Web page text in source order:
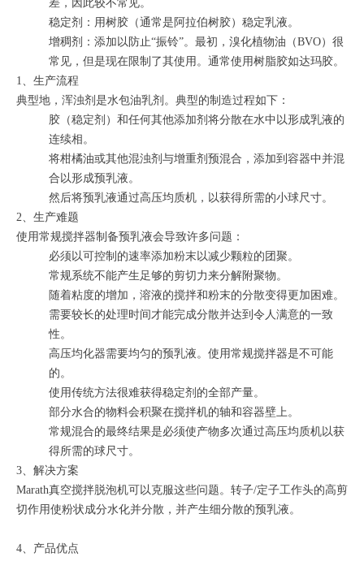
差，因此较不常见。
稳定剂：用树胶（通常是阿拉伯树胶）稳定乳液。
增稠剂：添加以防止“振铃”。最初，溴化植物油（BVO）很
常见，但是现在限制了其使用。通常使用树脂胶如达玛胶。
1、生产流程
典型地，浑浊剂是水包油乳剂。典型的制造过程如下：
胶（稳定剂）和任何其他添加剂将分散在水中以形成乳液的
连续相。
将柑橘油或其他混浊剂与增重剂预混合，添加到容器中并混
合以形成预乳液。
然后将预乳液通过高压均质机，以获得所需的小球尺寸。
2、生产难题
使用常规搅拌器制备预乳液会导致许多问题：
必须以可控制的速率添加粉末以减少颗粒的团聚。
常规系统不能产生足够的剪切力来分解附聚物。
随着粘度的增加，溶液的搅拌和粉末的分散变得更加困难。
需要较长的处理时间才能完成分散并达到令人满意的一致
性。
高压均化器需要均匀的预乳液。使用常规搅拌器是不可能
的。
使用传统方法很难获得稳定剂的全部产量。
部分水合的物料会积聚在搅拌机的轴和容器壁上。
常规混合的最终结果是必须使产物多次通过高压均质机以获
得所需的球尺寸。
3、解决方案
Marath真空搅拌脱泡机可以克服这些问题。转子/定子工作头的高剪
切作用使粉状成分水化并分散，并产生细分散的预乳液。
4、产品优点